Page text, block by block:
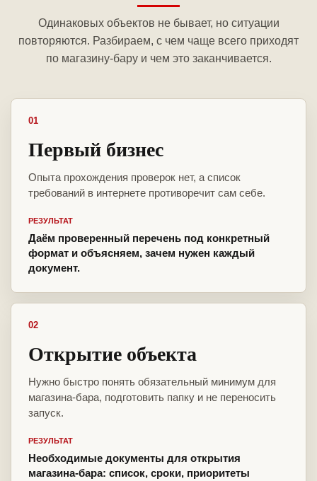
Одинаковых объектов не бывает, но ситуации
повторяются. Разбираем, с чем чаще всего приходят
по магазину-бару и чем это заканчивается.
01
Первый бизнес
Опыта прохождения проверок нет, а список
требований в интернете противоречит сам себе.
РЕЗУЛЬТАТ
Даём проверенный перечень под конкретный
формат и объясняем, зачем нужен каждый
документ.
02
Открытие объекта
Нужно быстро понять обязательный минимум для
магазина-бара, подготовить папку и не переносить
запуск.
РЕЗУЛЬТАТ
Необходимые документы для открытия
магазина-бара: список, сроки, приоритеты